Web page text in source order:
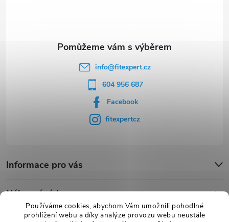
Používáme cookies, abychom Vám umožnili pohodlné
prohlížení webu a díky analýze provozu webu neustále
info@fitexpert.cz
604 956 687
Facebook
fitexpertcz
Informace pro vás
Nákupní rádce